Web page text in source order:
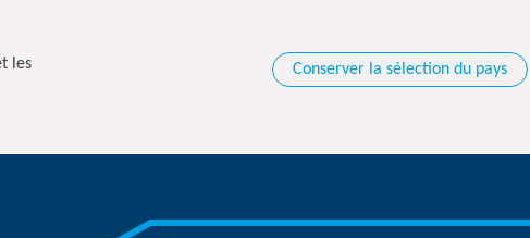
les
Conserver la sélection du pays